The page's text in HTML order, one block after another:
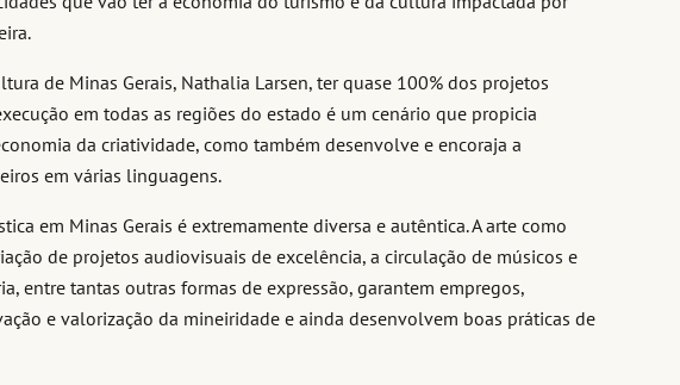
de Minas Gerais, Nathalia Larsen, ter quase 100% dos projetos
em todas as regiões do estado é um cenário que propicia
da criatividade, como também desenvolve e encoraja a
em várias linguagens.
em Minas Gerais é extremamente diversa e autêntica. A arte como
de projetos audiovisuais de excelência, a circulação de músicos e
entre tantas outras formas de expressão, garantem empregos,
e valorização da mineiridade e ainda desenvolvem boas práticas de